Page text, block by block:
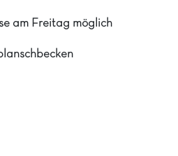
am Freitag möglich